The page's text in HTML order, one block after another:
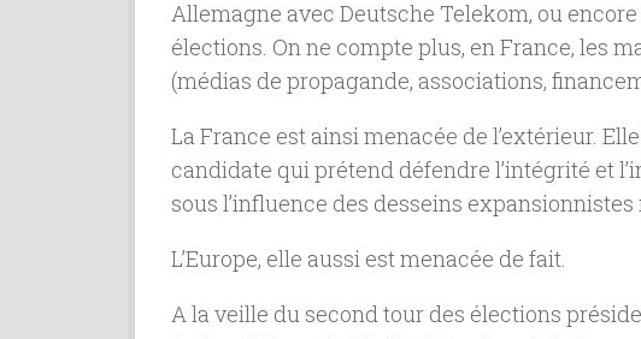
Allemagne avec Deutsche Telekom, ou
élections. On ne compte plus, en France, les
(médias de propagande, associations,
La France est ainsi menacée de l’extérieur.
candidate qui prétend défendre l’intégrité et
sous l’influence des desseins
L’Europe, elle aussi est menacée de fait.
A la veille du second tour des élections